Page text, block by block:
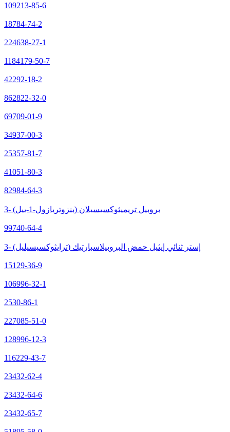
109213-85-6
18784-74-2
224638-27-1
1184179-50-7
42292-18-2
862822-32-0
69709-01-9
34937-00-3
25357-81-7
41051-80-3
82984-64-3
3- (بنزوتريازول-1-ييل) بروبيل تريميثوكسيسيلان
99740-64-4
3- (ترايثوكسيسيليل) إستر ثنائي إيثيل حمض البروبيلاسبارتيك
15129-36-9
106996-32-1
2530-86-1
227085-51-0
128996-12-3
116229-43-7
23432-62-4
23432-64-6
23432-65-7